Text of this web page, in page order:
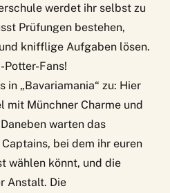
werdet ihr selbst zu
Prüfungen bestehen,
knifflige Aufgaben lösen.
Fans!
in „Bavariamania“ zu: Hier
mit Münchner Charme und
warten das
bei dem ihr euren
wählen könnt, und die
Anstalt. Die